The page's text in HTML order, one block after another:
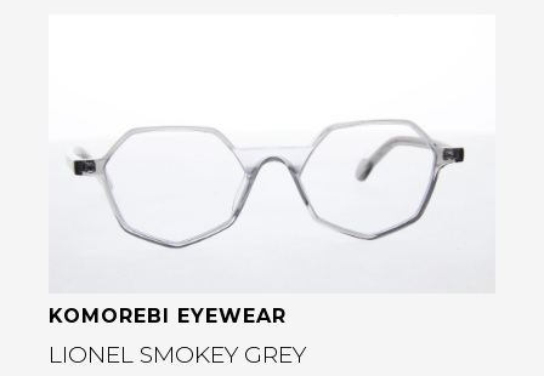
KOMOREBI EYEWEAR
LIONEL SMOKEY GREY